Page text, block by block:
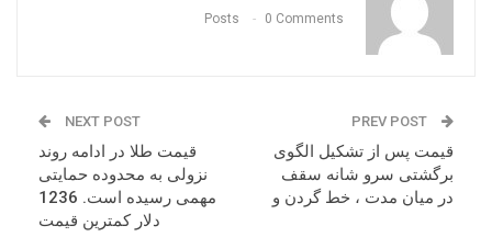
واکنش اصلاحی قیمتی و زمانی کوتاه مدت در این
محدوده یعنی قیمت 0.7360 وجود دارد.
Posts 0 Comments
قیمت پس از تشکیل الگوی
برگشتی سرو شانه سقف
در میان مدت ، خط گردن و
NEXT POST
قیمت طلا در ادامه روند
نزولی به محدوده حمایتی
مهمی رسیده است. 1236
دلار کمترین قیمت